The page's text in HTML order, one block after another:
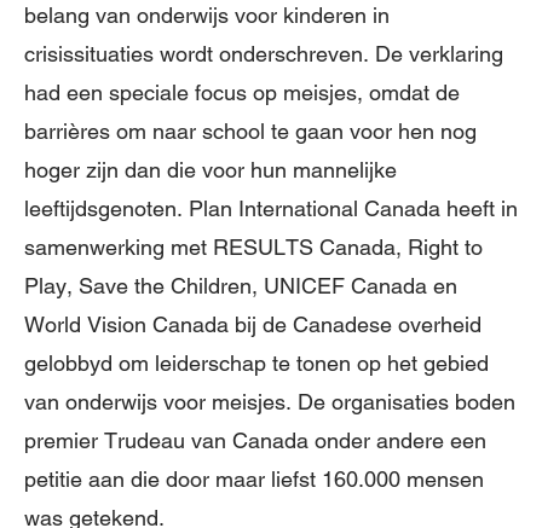
belang van onderwijs voor kinderen in
crisissituaties wordt onderschreven. De verklaring
had een speciale focus op meisjes, omdat de
barrières om naar school te gaan voor hen nog
hoger zijn dan die voor hun mannelijke
leeftijdsgenoten. Plan International Canada heeft in
samenwerking met RESULTS Canada, Right to
Play, Save the Children, UNICEF Canada en
World Vision Canada bij de Canadese overheid
gelobbyd om leiderschap te tonen op het gebied
van onderwijs voor meisjes. De organisaties boden
premier Trudeau van Canada onder andere een
petitie aan die door maar liefst 160.000 mensen
was getekend.